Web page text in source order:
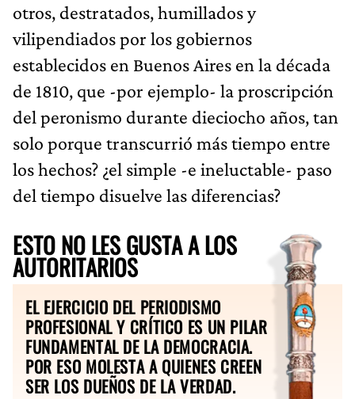
otros, destratados, humillados y
vilipendiados por los gobiernos
establecidos en Buenos Aires en la década
de 1810, que -por ejemplo- la proscripción
del peronismo durante dieciocho años, tan
solo porque transcurrió más tiempo entre
los hechos? ¿el simple -e ineluctable- paso
del tiempo disuelve las diferencias?
ESTO NO LES GUSTA A LOS
AUTORITARIOS
EL EJERCICIO DEL PERIODISMO
PROFESIONAL Y CRÍTICO ES UN PILAR
FUNDAMENTAL DE LA DEMOCRACIA.
POR ESO MOLESTA A QUIENES CREEN
SER LOS DUEÑOS DE LA VERDAD.